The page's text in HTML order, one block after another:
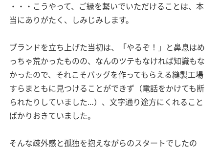
・・・こうやって、ご縁を繋いでいただけることは、本
当にありがたく、しみじみします。
ブランドを立ち上げた当初は、「やるぞ！」と鼻息はめ
っちゃ荒かったものの、なんのツテもなければ知識もな
かったので、それこそバッグを作ってもらえる縫製工場
すらまともに見つけることができず（電話をかけても断
られたりしていました…）、文字通り途方にくれること
ばかりおきていました。
そんな疎外感と孤独を抱えながらのスタートでしたの